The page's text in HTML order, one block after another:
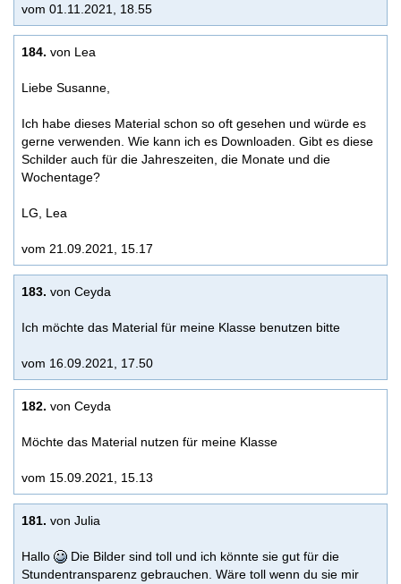
vom 01.11.2021, 18.55
184. von Lea
Liebe Susanne,
Ich habe dieses Material schon so oft gesehen und würde es
gerne verwenden. Wie kann ich es Downloaden. Gibt es diese
Schilder auch für die Jahreszeiten, die Monate und die
Wochentage?
LG, Lea
vom 21.09.2021, 15.17
183. von Ceyda
Ich möchte das Material für meine Klasse benutzen bitte
vom 16.09.2021, 17.50
182. von Ceyda
Möchte das Material nutzen für meine Klasse
vom 15.09.2021, 15.13
181. von Julia
Hallo
Die Bilder sind toll und ich könnte sie gut für die
Stundentransparenz gebrauchen. Wäre toll wenn du sie mir